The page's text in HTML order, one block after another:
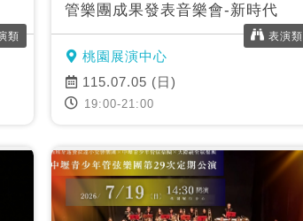
類
管樂團成果發表音樂會-新時代
桃園展演中心
表演類
115.07.05 (日)
19:00-21:00